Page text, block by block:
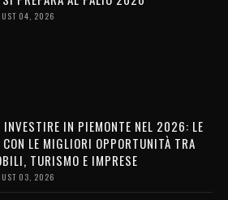
04, 2026
INVESTIRE IN PIEMONTE NEL 2026: LE
CON LE MIGLIORI OPPORTUNITÀ TRA
TURISMO E IMPRESE
03, 2026